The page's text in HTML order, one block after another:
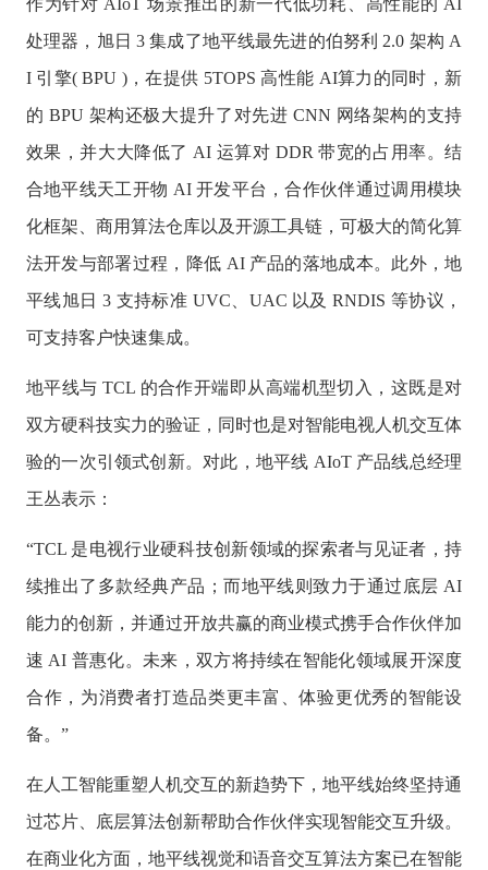
作为针对 AIoT 场景推出的新一代低功耗、高性能的 AI
处理器，旭日 3 集成了地平线最先进的伯努利 2.0 架构 A
I 引擎( BPU )，在提供 5TOPS 高性能 AI算力的同时，新
的 BPU 架构还极大提升了对先进 CNN 网络架构的支持
效果，并大大降低了 AI 运算对 DDR 带宽的占用率。结
合地平线天工开物 AI 开发平台，合作伙伴通过调用模块
化框架、商用算法仓库以及开源工具链，可极大的简化算
法开发与部署过程，降低 AI 产品的落地成本。此外，地
平线旭日 3 支持标准 UVC、UAC 以及 RNDIS 等协议，
可支持客户快速集成。
地平线与 TCL 的合作开端即从高端机型切入，这既是对
双方硬科技实力的验证，同时也是对智能电视人机交互体
验的一次引领式创新。对此，地平线 AIoT 产品线总经理
王丛表示：
“TCL 是电视行业硬科技创新领域的探索者与见证者，持
续推出了多款经典产品；而地平线则致力于通过底层 AI
能力的创新，并通过开放共赢的商业模式携手合作伙伴加
速 AI 普惠化。未来，双方将持续在智能化领域展开深度
合作，为消费者打造品类更丰富、体验更优秀的智能设
备。”
在人工智能重塑人机交互的新趋势下，地平线始终坚持通
过芯片、底层算法创新帮助合作伙伴实现智能交互升级。
在商业化方面，地平线视觉和语音交互算法方案已在智能